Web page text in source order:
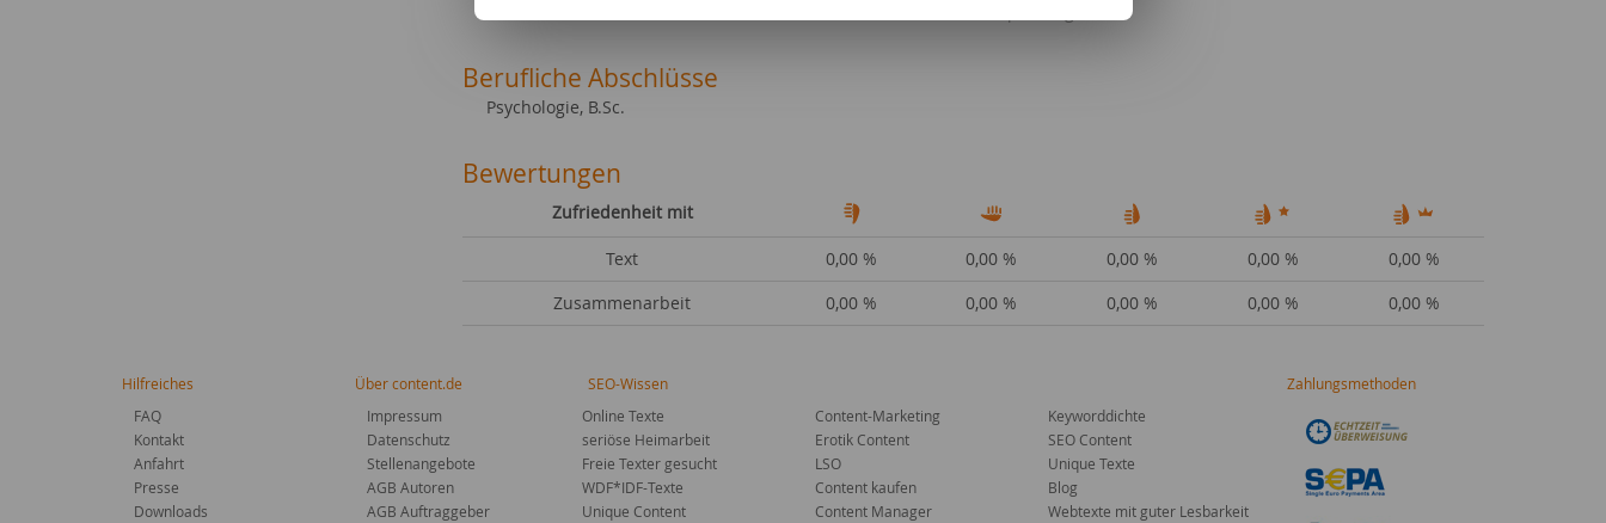
Berufliche Abschlüsse
Psychologie, B.Sc.
Bewertungen
Zufriedenheit mit
Text 0,00 % 0,00 % 0,00 % 0,00 %
0,00 %
Zusammenarbeit
0,00 % 0,00 % 0,00 % 0,00 % 0,00 %
Hilfreiches
FAQ
Kontakt
Anfahrt
Presse
Downloads
Über content.de
Impressum
Datenschutz
Stellenangebote
AGB Autoren
AGB Auftraggeber
SEO-Wissen
Online Texte
seriöse Heimarbeit
Freie Texter gesucht
WDF*IDF-Texte
Unique Content
Content-Marketing
Erotik Content
LSO
Content kaufen
Content Manager
Keyworddichte
SEO Content
Unique Texte
Blog
Webtexte mit guter Lesbarkeit
Zahlungsmethoden